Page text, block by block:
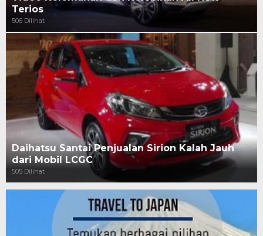
Terios
506 Dilihat
Daihatsu Santai Penjualan Sirion Kalah Jauh
dari Mobil LCGC
505 Dilihat